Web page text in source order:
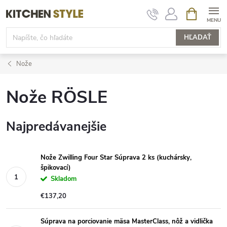
na
obsah
HĽADAŤ
KOŠÍK
Nože
Nože RÖSLE
Najpredávanejšie
Nože Zwilling Four Star Súprava 2 ks (kuchársky,
špikovací)
Skladom
€137,20
Súprava na porciovanie mäsa MasterClass, nôž a vidlička